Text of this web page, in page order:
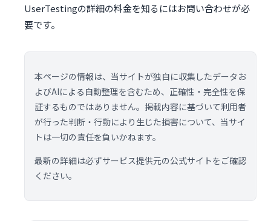
UserTestingの詳細の料金を知るにはお問い合わせが必
要です。
本ページの情報は、当サイトが独自に収集したデータお
よびAIによる自動整理を含むため、正確性・完全性を保
証するものではありません。掲載内容に基づいて利用者
が行った判断・行動により生じた損害について、当サイ
トは一切の責任を負いかねます。
最新の詳細は必ずサービス提供元の公式サイトをご確認
ください。